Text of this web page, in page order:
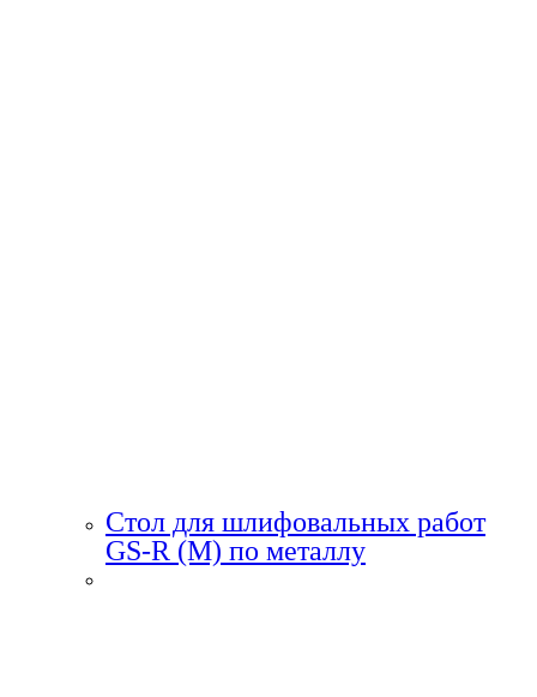
Стол для шлифовальных работ
GS-R (M) по металлу